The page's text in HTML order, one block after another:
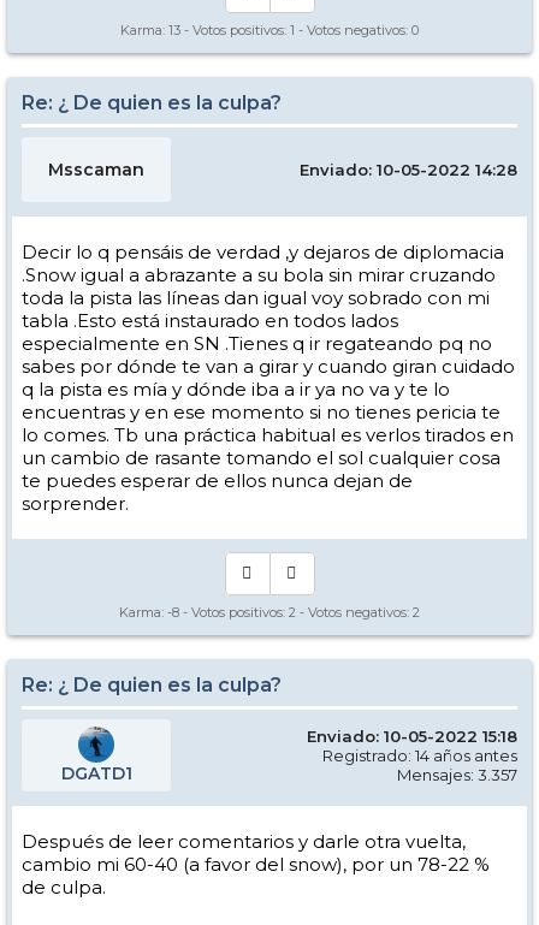
Karma: 13 - Votos positivos: 1 - Votos negativos: 0
Re: ¿ De quien es la culpa?
Msscaman Enviado: 10-05-2022 14:28
Decir lo q pensáis de verdad ,y dejaros de diplomacia
.Snow igual a abrazante a su bola sin mirar cruzando
toda la pista las líneas dan igual voy sobrado con mi
tabla .Esto está instaurado en todos lados
especialmente en SN .Tienes q ir regateando pq no
sabes por dónde te van a girar y cuando giran cuidado
q la pista es mía y dónde iba a ir ya no va y te lo
encuentras y en ese momento si no tienes pericia te
lo comes. Tb una práctica habitual es verlos tirados en
un cambio de rasante tomando el sol cualquier cosa
te puedes esperar de ellos nunca dejan de
sorprender.
Karma: -8 - Votos positivos: 2 - Votos negativos: 2
Re: ¿ De quien es la culpa?
DGATD1
Enviado: 10-05-2022 15:18
Registrado: 14 años antes
Mensajes: 3.357
Después de leer comentarios y darle otra vuelta,
cambio mi 60-40 (a favor del snow), por un 78-22 %
de culpa.